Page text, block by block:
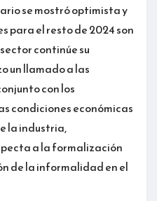
se mostró optimista y
para el resto de 2024 son
continúe su
un llamado a las
con los
condiciones económicas
la industria,
a la formalización
de la informalidad en el